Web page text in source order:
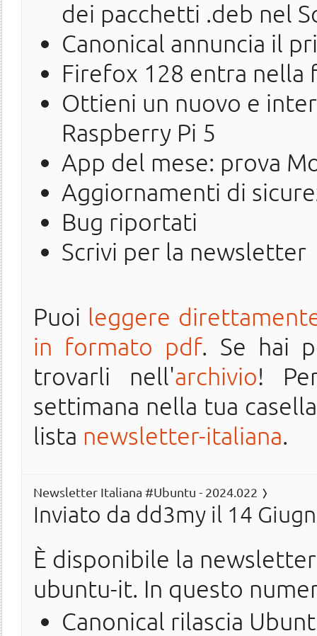
dei pacchetti .deb nel
Canonical annuncia il
Firefox 128 entra nella
Ottieni un nuovo e
Raspberry Pi 5
App del mese: prova
Aggiornamenti di
Bug riportati
Scrivi per la newsletter
Puoi leggere
in formato pdf. Se hai
trovarli nell'archivio!
settimana nella tua
lista newsletter-italiana.
Newsletter Italiana #Ubuntu - 2024.022
Inviato da dd3my il 14
È disponibile la
ubuntu-it. In questo
Canonical rilascia